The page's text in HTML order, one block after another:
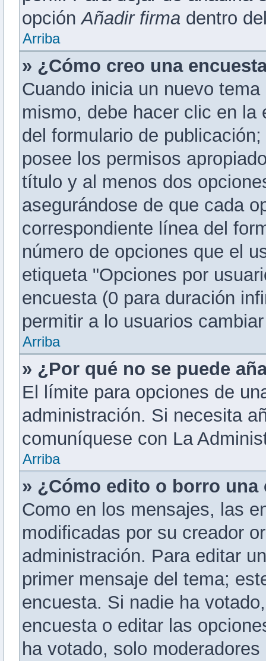
opciónAñadir firma dentro
Arriba
» ¿Cómo creo una
Cuando inicia un nuevo
mismo, debe hacer clic en la
del formulario de
posee los permisos
título y al menos dos
asegurándose de que cada
correspondiente línea del
número de opciones que el
etiqueta "Opciones por
encuesta (0 para duración
permitir a lo usuarios
Arriba
» ¿Por qué no se puede
El límite para opciones de
administración. Si necesita
comuníquese con La
Arriba
» ¿Cómo edito o borro una
Como en los mensajes, las
modificadas por su creador
administración. Para editar
primer mensaje del tema;
encuesta. Si nadie ha
encuesta o editar las
ha votado, solo